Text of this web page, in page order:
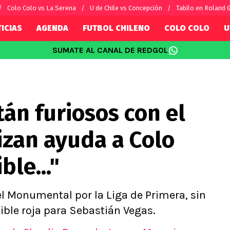
Colo Colo vs La Serena U de Chile vs Concepción Tabilo en Roland
por el mundo
Fútbol Argentino
Fútbol Brasileño
Conference
Ligue 1
AGENDA FUTBOL CHILENO COLO COLO
SUMATE AL CANAL DE REDGOL
furiosos con el
ayuda a Colo
Monumental por la Liga de Primera, sin
roja para Sebastián Vegas.